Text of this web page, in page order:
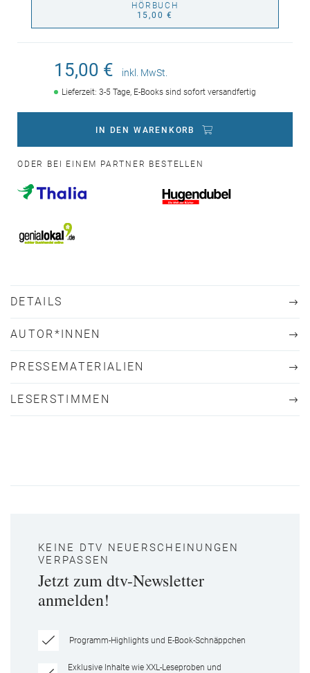
HÖRBUCH
15,00 €
15,00 € inkl. MwSt.
Lieferzeit: 3-5 Tage, E-Books sind sofort versandfertig
IN DEN WARENKORB
ODER BEI EINEM PARTNER BESTELLEN
DETAILS
AUTOR*INNEN
PRESSEMATERIALIEN
LESERSTIMMEN
KEINE DTV NEUERSCHEINUNGEN
VERPASSEN
Jetzt zum dtv-Newsletter
anmelden!
Programm-Highlights und E-Book-Schnäppchen
Exklusive Inhalte wie XXL-Leseproben und